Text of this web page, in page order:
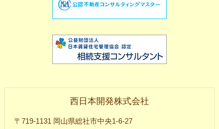
西日本開発株式会社
〒719-1131 岡山県総社市中央1-6-27